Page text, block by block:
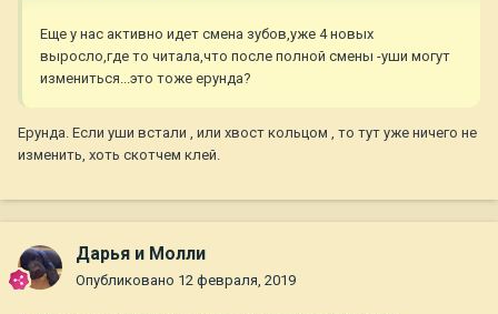
Еще у нас активно идет смена зубов,уже 4 новых
выросло,где то читала,что после полной смены -уши могут
измениться...это тоже ерунда?
Ерунда. Если уши встали , или хвост кольцом , то тут уже ничего не
изменить, хоть скотчем клей.
Дарья и Молли
Опубликовано 12 февраля, 2019